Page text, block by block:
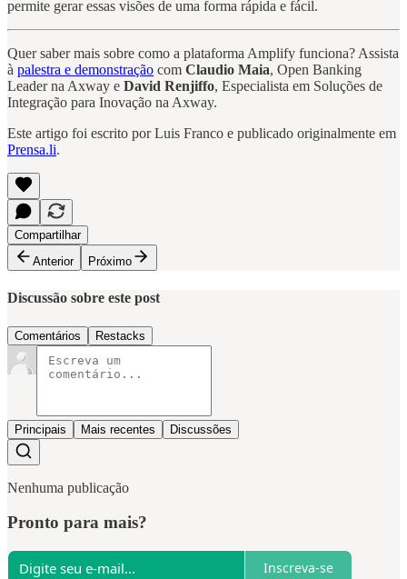
permite gerar essas visões de uma forma rápida e fácil.
Quer saber mais sobre como a plataforma Amplify funciona? Assista
à palestra e demonstração com Claudio Maia, Open Banking
Leader na Axway e David Renjiffo, Especialista em Soluções de
Integração para Inovação na Axway.
Este artigo foi escrito por Luis Franco e publicado originalmente em
Prensa.li.
Compartilhar
Anterior
Próximo
Discussão sobre este post
Comentários Restacks
Principais Mais recentes Discussões
Nenhuma publicação
Pronto para mais?
Inscreva-se